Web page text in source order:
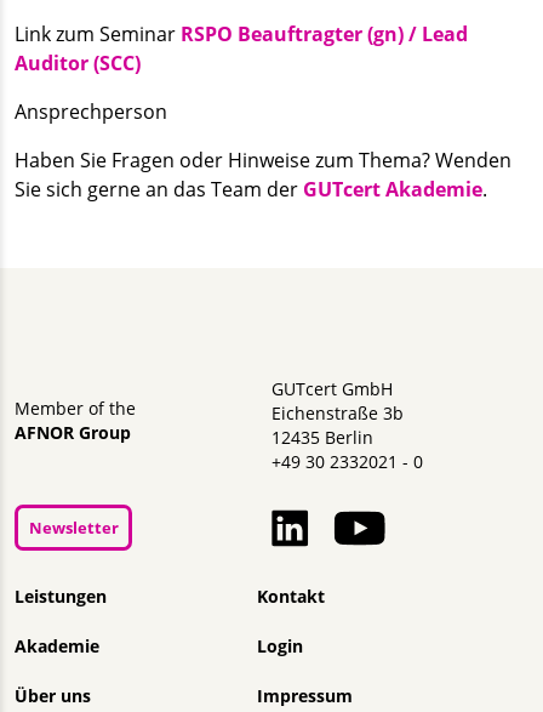
Link zum Seminar RSPO Beauftragter (gn) / Lead
Auditor (SCC)
Ansprechperson
Haben Sie Fragen oder Hinweise zum Thema? Wenden
Sie sich gerne an das Team der GUTcert Akademie.
Member of the
AFNOR Group
GUTcert GmbH
Eichenstraße 3b
12435 Berlin
+49 30 2332021 - 0
Navigation überspringen
Leistungen
Akademie
Über uns
Kontakt
Login
Impressum
Newsletter